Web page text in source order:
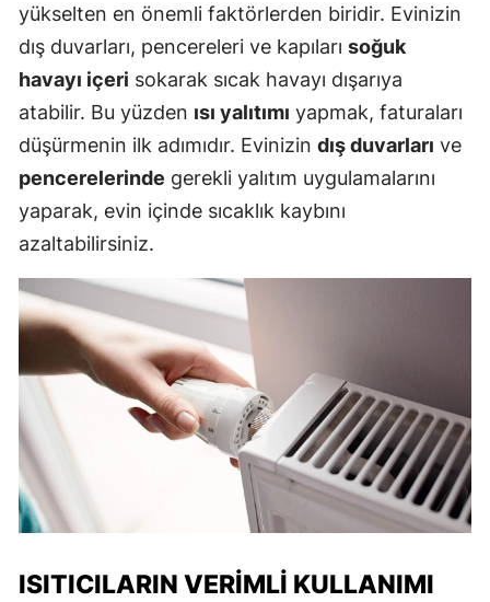
yükselten en önemli faktörlerden biridir. Evinizin
dış duvarları, pencereleri ve kapıları soğuk
havayı içeri sokarak sıcak havayı dışarıya
atabilir. Bu yüzden ısı yalıtımı yapmak, faturaları
düşürmenin ilk adımıdır. Evinizin dış duvarları ve
pencerelerinde gerekli yalıtım uygulamalarını
yaparak, evin içinde sıcaklık kaybını
azaltabilirsiniz.
ISITICILARIN VERIMLI KULLANIMI